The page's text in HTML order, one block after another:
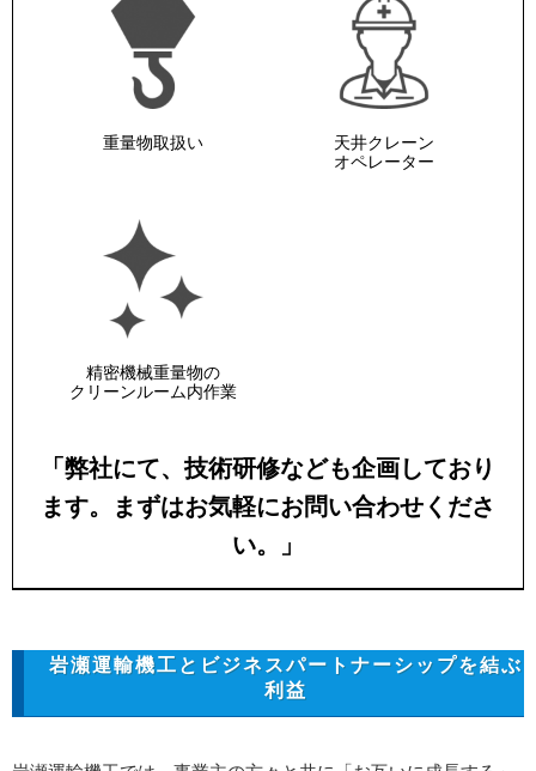
重量物取扱い
天井クレーン
オペレーター
精密機械重量物の
クリーンルーム内作業
「弊社にて、技術研修なども企画しており
ます。まずはお気軽にお問い合わせくださ
い。」
岩瀬運輸機工とビジネスパートナーシップを結ぶ
利益